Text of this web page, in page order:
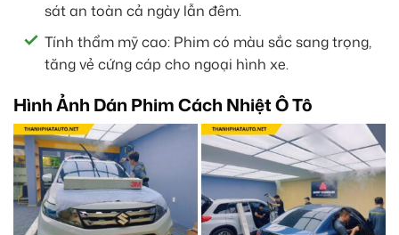
sát an toàn cả ngày lẫn đêm.
Tính thẩm mỹ cao: Phim có màu sắc sang trọng,
tăng vẻ cứng cáp cho ngoại hình xe.
Hình Ảnh Dán Phim Cách Nhiệt Ô Tô